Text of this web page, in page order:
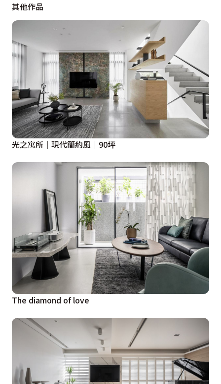
其他作品
光之寓所│現代簡約風│90坪
The diamond of love